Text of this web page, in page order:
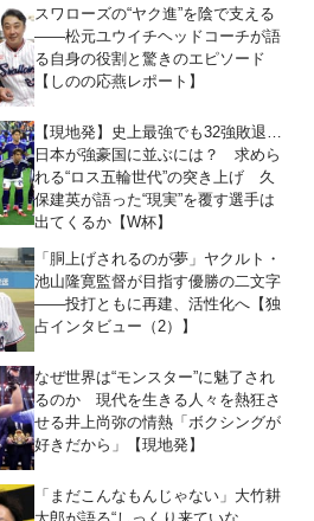
スワローズの“ヤク進”を陰で支える
――松元ユウイチヘッドコーチが語
る自身の役割と驚きのエピソード
【しのの応燕レポート】
【現地発】史上最強でも32強敗退…
日本が強豪国に並ぶには？ 求めら
れる“ロス五輪世代”の突き上げ 久
保建英が語った“現実”を覆す選手は
出てくるか【W杯】
「胴上げされるのが夢」ヤクルト・
池山隆寛監督が目指す優勝の二文字
――投打ともに再建、活性化へ【独
占インタビュー（2）】
なぜ世界は“モンスター”に魅了され
るのか 現代を生きる人々を熱狂さ
せる井上尚弥の情熱「ボクシングが
好きだから」【現地発】
「まだこんなもんじゃない」大竹耕